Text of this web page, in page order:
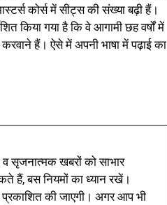
कोर्स में सीट्स की संख्या बढ़ी हैं।
किया गया है कि वे आगामी छह वर्षों में
हैं। ऐसे में अपनी भाषा में पढ़ाई का
सृजनात्मक खबरों को साभार
हैं, बस नियमों का ध्यान रखें।
की जाएगी। अगर आप भी